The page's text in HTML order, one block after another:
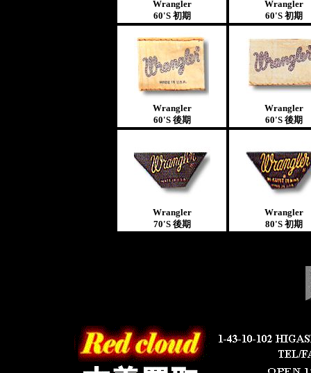
Wrangler
60'S 初期
Wrangler
60'S 初期
Wrangler
60'S 後期
Wrangler
60'S 後期
Wrangler
70'S 後期
Wrangler
80'S 初期